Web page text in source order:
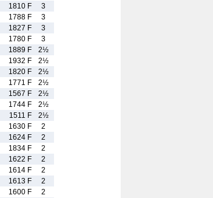
1810 F
3
1788 F
3
1827 F
3
1780 F
3
1889 F
2½
1932 F
2½
1820 F
2½
1771 F
2½
1567 F
2½
1744 F
2½
1511 F
2½
1630 F
2
1624 F
2
1834 F
2
1622 F
2
1614 F
2
1613 F
2
1600 F
2